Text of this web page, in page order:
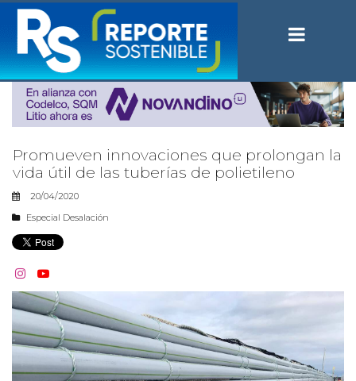
Promueven innovaciones que prolongan la
vida útil de las tuberías de polietileno
20/04/2020
Especial Desalación
 